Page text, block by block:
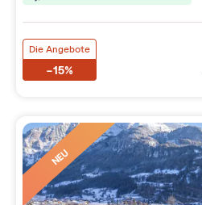
Die Angebote
-15%
NEU